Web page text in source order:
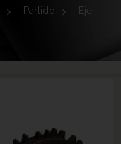
> Partido >
Eje